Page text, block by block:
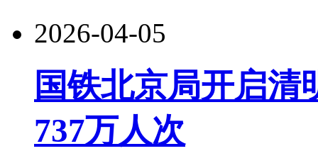
2026-04-05
国铁北京局开启清
737万人次